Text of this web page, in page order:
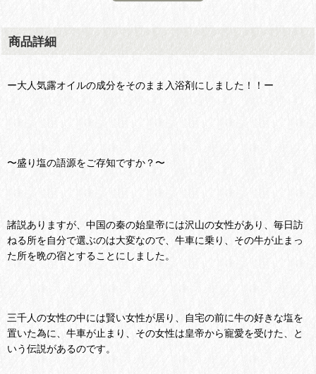
商品詳細
ー大人気露オイルの成分をそのまま入浴剤にしました！！ー
〜盛り塩の語源をご存知ですか？〜
諸説ありますが、中国の秦の始皇帝には沢山の女性があり、毎日訪
ねる所を自分で選ぶのは大変なので、牛車に乗り、その牛が止まっ
た所を晩の宿とすることにしました。
三千人の女性の中には賢い女性が居り、自宅の前に牛の好きな塩を
置いた為に、牛車が止まり、その女性は皇帝から寵愛を受けた、と
いう伝説があるのです。